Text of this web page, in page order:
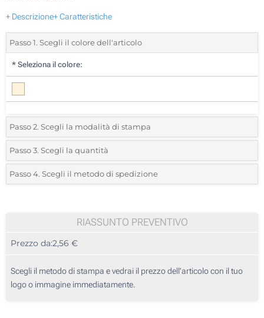
+ Descrizione+ Caratteristiche
Passo 1. Scegli il colore dell'articolo
* Seleziona il colore:
Passo 2. Scegli la modalità di stampa
*Seleziona la posizione di stampa e il colore del vostro logo:
1 Colore (Sul corpo)
3 Colori (Sul corpo)
Incisione Laser (Sul corpo)
Passo 3. Scegli la quantità
*Quantità desiderata:
20
50
100
Passo 4. Scegli il metodo di spedizione
RIASSUNTO PREVENTIVO
Prezzo da:2,56 €
Scegli il metodo di stampa e vedrai il prezzo dell'articolo con il tuo
logo o immagine immediatamente.